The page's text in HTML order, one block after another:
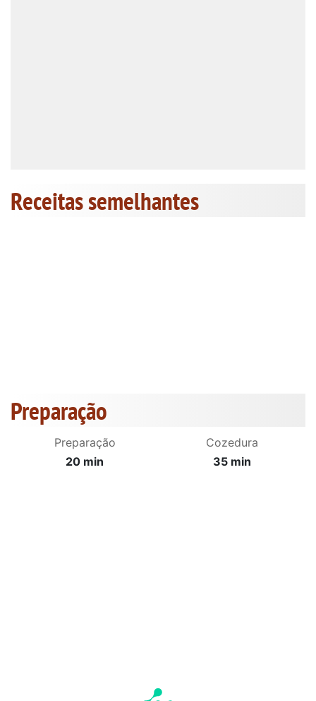
Receitas semelhantes
Preparação
Preparação
20 min
Cozedura
35 min